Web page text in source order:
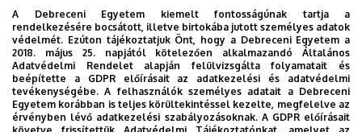
ki külön, amik speciálisan csak a minoros hallgatókat
érintik.
A Neptun-rendszeren keresztül mailben is szoktunk
fontos és hasznos infókat küldeni, ezért kérem, hogy
pontosan adják meg a Neptunban az e-mail-címeket!
A Debreceni Egyetem kiemelt fontosságúnak tartja a
rendelkezésére bocsátott, illetve birtokába jutott személyes adatok
védelmét. Ezúton tájékoztatjuk Önt, hogy a Debreceni Egyetem a
2018. május 25. napjától kötelezően alkalmazandó Általános
Adatvédelmi Rendelet alapján felülvizsgálta folyamatait és
beépítette a GDPR előírásait az adatkezelési és adatvédelmi
tevékenységébe. A felhasználók személyes adatait a Debreceni
Egyetem korábban is teljes körültekintéssel kezelte, megfelelve az
érvényben lévő adatkezelési szabályozásoknak. A GDPR előírásait